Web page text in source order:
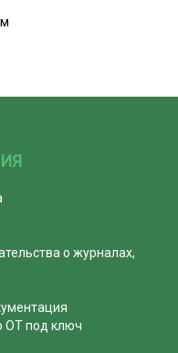
о журналах,
ОТ под ключ